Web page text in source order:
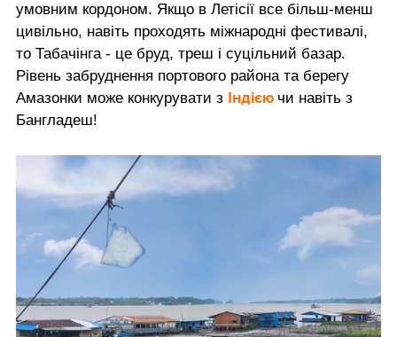
умовним кордоном. Якщо в Летісії все більш-менш
цивільно, навіть проходять міжнародні фестивалі,
то Табачінга - це бруд, треш і суцільний базар.
Рівень забруднення портового района та берегу
Амазонки може конкурувати з Індією чи навіть з
Бангладеш!